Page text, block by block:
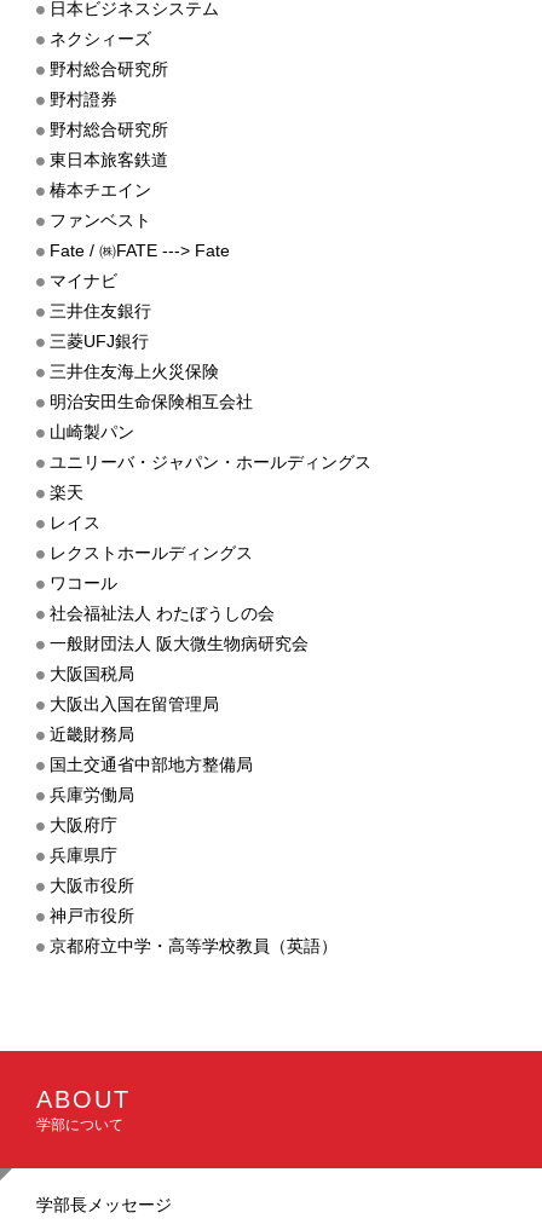
日本ビジネスシステム
ネクシィーズ
野村総合研究所
野村證券
野村総合研究所
東日本旅客鉄道
椿本チエイン
ファンベスト
Fate / ㈱FATE ---> Fate
マイナビ
三井住友銀行
三菱UFJ銀行
三井住友海上火災保険
明治安田生命保険相互会社
山崎製パン
ユニリーバ・ジャパン・ホールディングス
楽天
レイス
レクストホールディングス
ワコール
社会福祉法人 わたぼうしの会
一般財団法人 阪大微生物病研究会
大阪国税局
大阪出入国在留管理局
近畿財務局
国土交通省中部地方整備局
兵庫労働局
大阪府庁
兵庫県庁
大阪市役所
神戸市役所
京都府立中学・高等学校教員（英語）
ゲ
ABOUT
学部について
学部長メッセージ